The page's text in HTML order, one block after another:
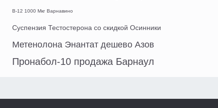
B-12 1000 Мкг Варнавино
Суспензия Тестостерона со скидкой Осинники
Метенолона Энантат дешево Азов
Пронабол-10 продажа Барнаул